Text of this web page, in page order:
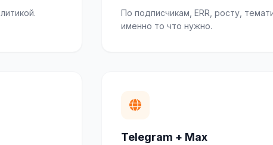
По подписчикам, ERR, росту,
именно то что нужно.
Telegram + Max